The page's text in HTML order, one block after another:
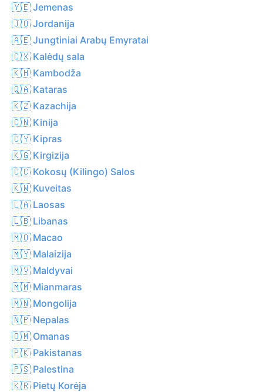
🇾🇪 Jemenas
🇯🇴 Jordanija
🇦🇪 Jungtiniai Arabų Emyratai
🇨🇽 Kalėdų sala
🇰🇭 Kambodža
🇶🇦 Kataras
🇰🇿 Kazachija
🇨🇳 Kinija
🇨🇾 Kipras
🇰🇬 Kirgizija
🇨🇨 Kokosų (Kilingo) Salos
🇰🇼 Kuveitas
🇱🇦 Laosas
🇱🇧 Libanas
🇲🇴 Macao
🇲🇾 Malaizija
🇲🇻 Maldyvai
🇲🇲 Mianmaras
🇲🇳 Mongolija
🇳🇵 Nepalas
🇴🇲 Omanas
🇵🇰 Pakistanas
🇵🇸 Palestina
🇰🇷 Pietų Korėja